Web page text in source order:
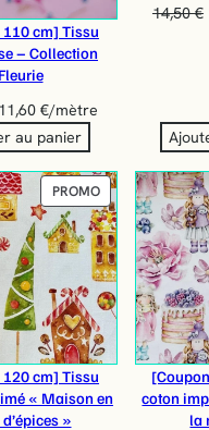
cm] Tissu
– Collection
Fleurie
11,60€/mètre
au panier
14,50€
PROMOPRODUIT
EN
PROMOTION
cm] Tissu
« Maison en
»
coton
la